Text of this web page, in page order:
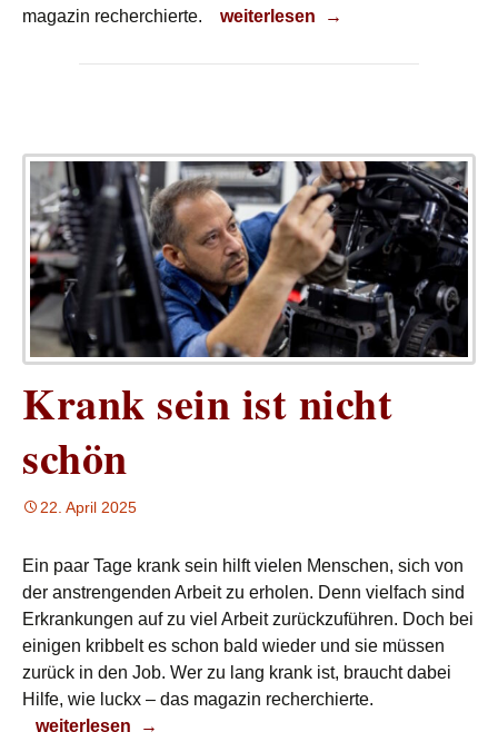
magazin recherchierte.
Evolution
weiterlesen →
Krank sein ist nicht
schön
22. April 2025
Ein paar Tage krank sein hilft vielen Menschen, sich von
der anstrengenden Arbeit zu erholen. Denn vielfach sind
Erkrankungen auf zu viel Arbeit zurückzuführen. Doch bei
einigen kribbelt es schon bald wieder und sie müssen
zurück in den Job. Wer zu lang krank ist, braucht dabei
Hilfe, wie luckx – das magazin recherchierte.
Krank sein ist nicht schön
weiterlesen →